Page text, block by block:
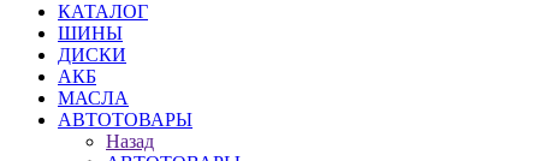
КАТАЛОГ
ШИНЫ
ДИСКИ
АКБ
МАСЛА
АВТОТОВАРЫ
Назад